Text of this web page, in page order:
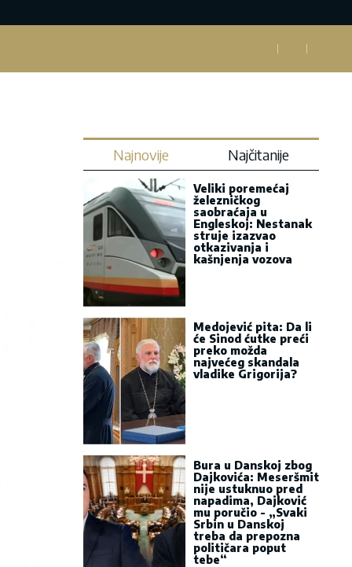
Najnovije Najčitanije
Veliki poremećaj
železničkog
saobraćaja u
Engleskoj: Nestanak
struje izazvao
otkazivanja i
kašnjenja vozova
Medojević pita: Da li
će Sinod ćutke preći
preko možda
najvećeg skandala
vladike Grigorija?
Bura u Danskoj zbog
Dajkovića: Meseršmit
nije ustuknuo pred
napadima, Dajković
mu poručio - „Svaki
Srbin u Danskoj
treba da prepozna
političara poput
tebe“